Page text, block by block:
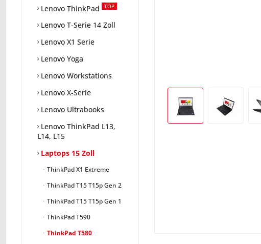
Lenovo ThinkPad
TOP
Lenovo T-Serie 14 Zoll
Lenovo X1 Serie
Lenovo Yoga
Lenovo Workstations
Lenovo X-Serie
Lenovo Ultrabooks
Lenovo ThinkPad L13,
L14, L15
Laptops 15 Zoll
ThinkPad X1 Extreme
ThinkPad T15 T15p Gen 2
ThinkPad T15 T15p Gen 1
ThinkPad T590
ThinkPad T580